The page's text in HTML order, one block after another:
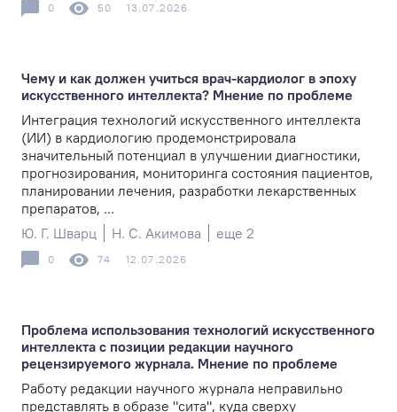
0 50 13.07.2026
Чему и как должен учиться врач-кардиолог в эпоху
искусственного интеллекта? Мнение по проблеме
Интеграция технологий искусственного интеллекта
(ИИ) в кардиологию продемонстрировала
значительный потенциал в улучшении диагностики,
прогнозирования, мониторинга состояния пациентов,
планировании лечения, разработки лекарственных
препаратов, ...
Ю. Г. Шварц
Н. С. Акимова еще 2
0 74 12.07.2026
Проблема использования технологий искусственного
интеллекта с позиции редакции научного
рецензируемого журнала. Мнение по проблеме
Работу редакции научного журнала неправильно
представлять в образе "сита", куда сверху